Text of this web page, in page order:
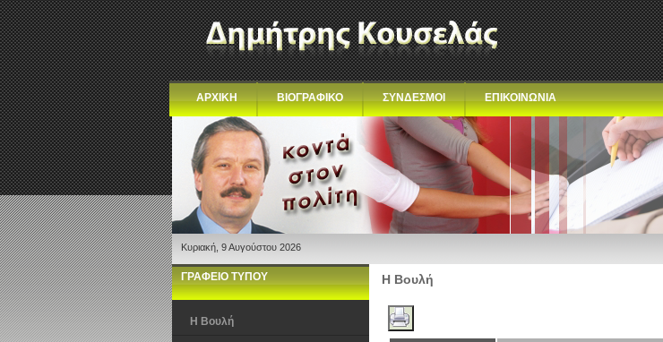
ΑΡΧΙΚΗ ΒΙΟΓΡΑΦΙΚΟ ΣΥΝΔΕΣΜΟΙ ΕΠΙΚΟΙΝΩΝΙΑ
Κυριακή, 9 Αυγούστου 2026
ΓΡΑΦΕΙΟ ΤΥΠΟΥ
Η Βουλή
Η Βουλή